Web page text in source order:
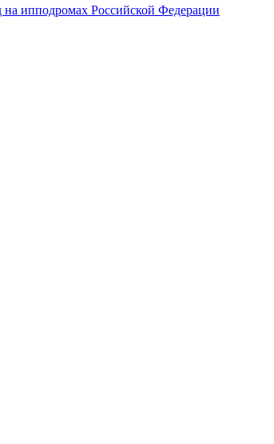
ипподромах Российской Федерации